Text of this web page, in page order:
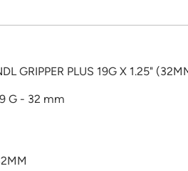
NDL GRIPPER PLUS 19G X
G - 32 mm